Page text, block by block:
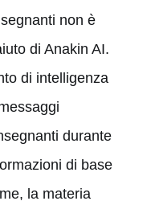
non è
di Anakin AI.
di intelligenza
durante
di base
la materia